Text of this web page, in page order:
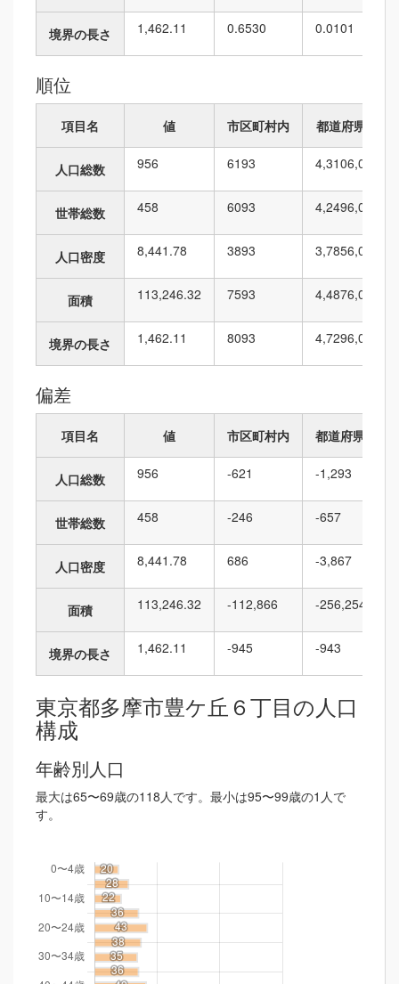
境界の長さ 1,462.11 0.6530 0.0101
順位
項目名 値 市区町村内 都道府県内
人口総数 956 6193 4,3106,010
世帯総数 458 6093 4,2496,010
人口密度 8,441.78 3893 3,7856,010
面積 113,246.32 7593 4,4876,010
境界の長さ 1,462.11 8093 4,7296,010
偏差
項目名 値 市区町村内 都道府県内
人口総数 956 -621 -1,293
世帯総数 458 -246 -657
人口密度 8,441.78 686 -3,867
面積 113,246.32 -112,866 -256,254
境界の長さ 1,462.11 -945 -943
東京都多摩市豊ケ丘６丁目の人口
構成
年齢別人口
最大は65〜69歳の118人です。最小は95〜99歳の1人で
す。